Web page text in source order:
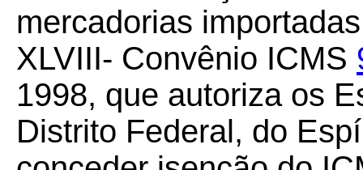
mercadorias
XLVIII- Convênio ICMS
1998, que autoriza os
Distrito Federal, do